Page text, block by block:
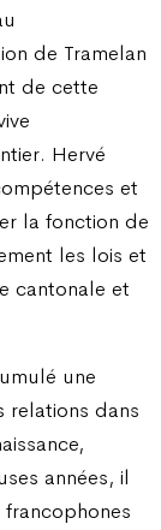
de Tramelan
de cette
Hervé
et
la fonction de
les lois et
cantonale et
une
relations dans
années, il